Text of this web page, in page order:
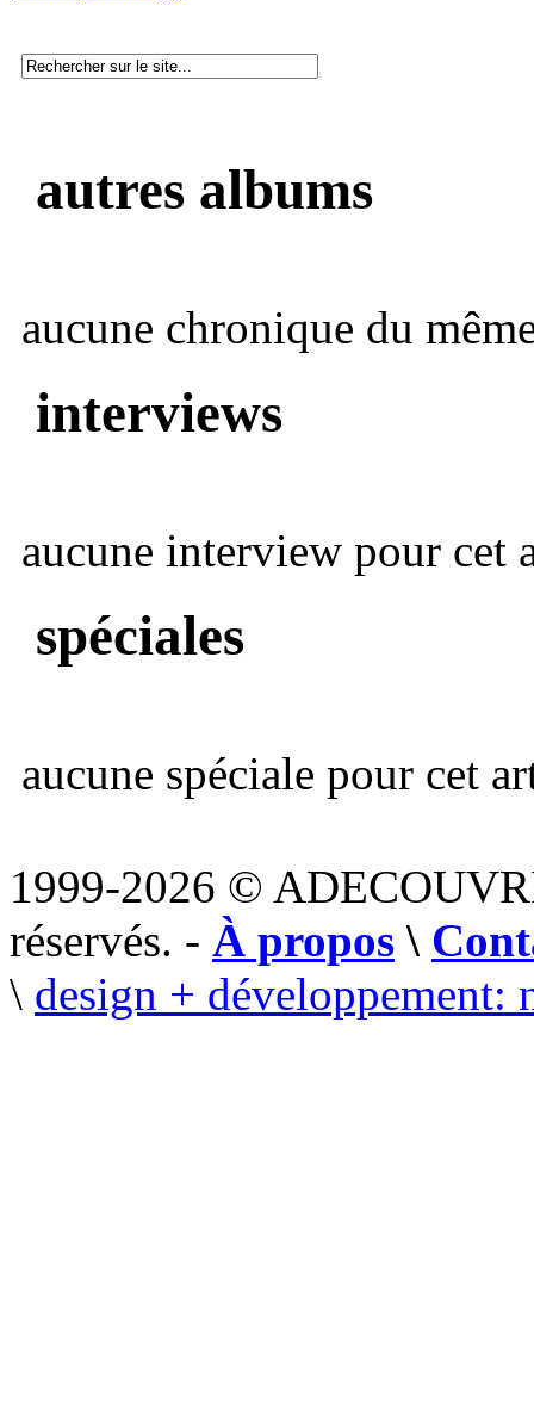
autres albums
aucune chronique du
interviews
aucune interview pour cet
spéciales
aucune spéciale pour cet
1999-2026 ©
réservés. - À propos \
\ design + développement: